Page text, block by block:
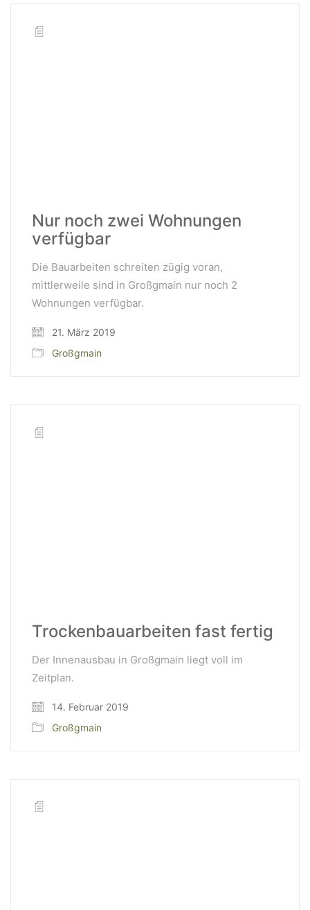
Nur noch zwei Wohnungen
verfügbar
Die Bauarbeiten schreiten zügig voran,
mittlerweile sind in Großgmain nur noch 2
Wohnungen verfügbar.
21. März 2019
Großgmain
Trockenbauarbeiten fast fertig
Der Innenausbau in Großgmain liegt voll im
Zeitplan.
14. Februar 2019
Großgmain